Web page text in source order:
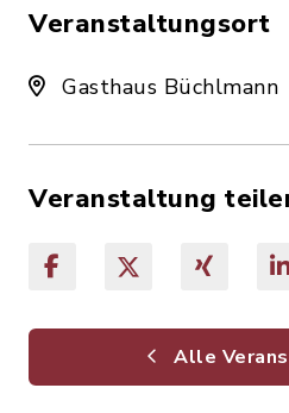
Veranstaltungsort
Gasthaus Büchlmann
Veranstaltung
Alle